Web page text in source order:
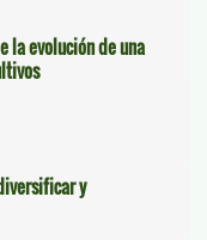
la evolución de una
y